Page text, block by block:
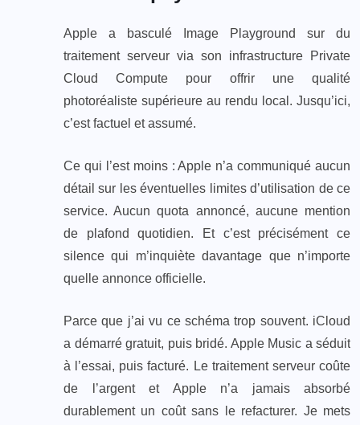
Apple a basculé Image Playground sur du
traitement serveur via son infrastructure Private
Cloud Compute pour offrir une qualité
photoréaliste supérieure au rendu local. Jusqu’ici,
c’est factuel et assumé.
Ce qui l’est moins : Apple n’a communiqué aucun
détail sur les éventuelles limites d’utilisation de ce
service. Aucun quota annoncé, aucune mention
de plafond quotidien. Et c’est précisément ce
silence qui m’inquiète davantage que n’importe
quelle annonce officielle.
Parce que j’ai vu ce schéma trop souvent. iCloud
a démarré gratuit, puis bridé. Apple Music a séduit
à l’essai, puis facturé. Le traitement serveur coûte
de l’argent et Apple n’a jamais absorbé
durablement un coût sans le refacturer. Je mets